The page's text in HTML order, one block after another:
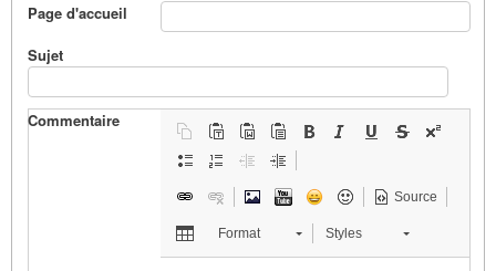
Page d'accueil
Sujet
Commentaire
Source
Format Styles